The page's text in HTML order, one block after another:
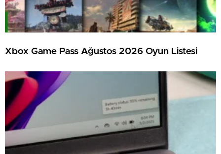
Xbox Game Pass Ağustos 2026 Oyun Listesi